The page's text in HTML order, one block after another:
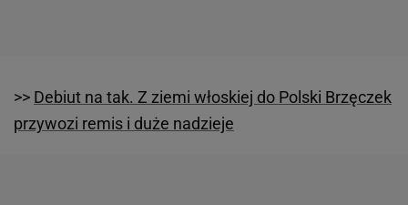
>> Debiut na tak. Z ziemi włoskiej do Polski Brzęczek
przywozi remis i duże nadzieje